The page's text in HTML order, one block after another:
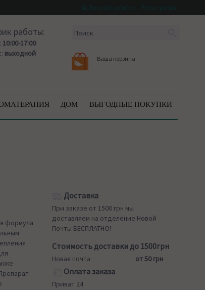
работы:
10:00-17:00
выходной
Ваша корзина
ДОМ ВЫГОДНЫЕ ПОКУПКИ
формула
Доставка
При заказе от 1500 грн мы
доставляем на отделение Новой
Почты БЕСПЛАТНО!
Стоимость доставки до 1500грн
Новая почта от 50 грн
Оплата заказа
Приват 24